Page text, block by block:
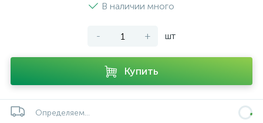
В наличии много
- + шт
Купить
Определяем...